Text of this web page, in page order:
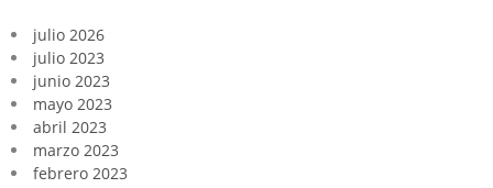
julio 2026
julio 2023
junio 2023
mayo 2023
abril 2023
marzo 2023
febrero 2023